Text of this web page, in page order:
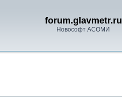
forum.glavmetr.ru
Новософт АСОМИ